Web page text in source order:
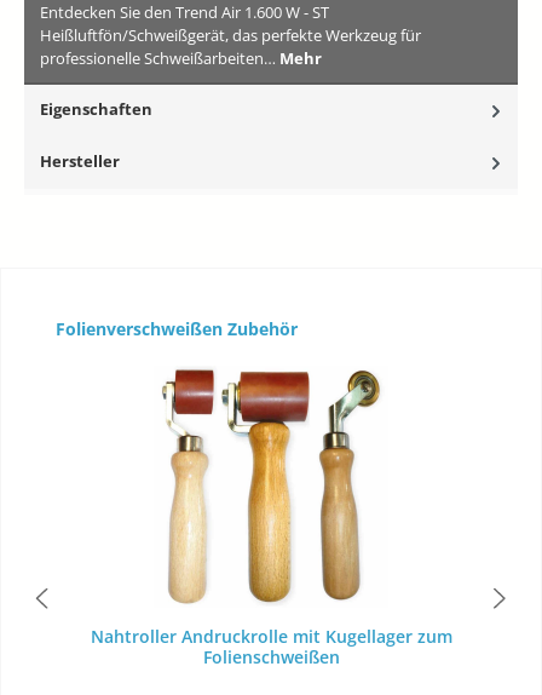
Entdecken Sie den Trend Air 1.600 W - ST
Heißluftfön/Schweißgerät, das perfekte Werkzeug für
professionelle Schweißarbeiten… Mehr
Eigenschaften
Hersteller
Produktgalerie überspringen
Folienverschweißen Zubehör
Nahtroller Andruckrolle mit Kugellager zum
Folienschweißen